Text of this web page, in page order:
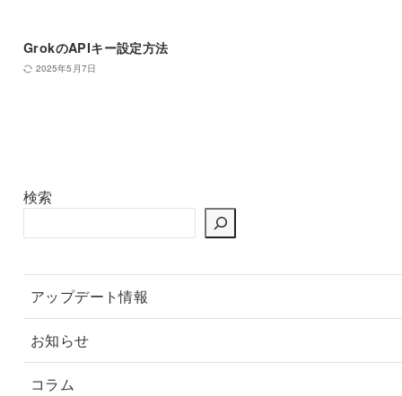
GrokのAPIキー設定方法
2025年5月7日
検索
アップデート情報
お知らせ
コラム